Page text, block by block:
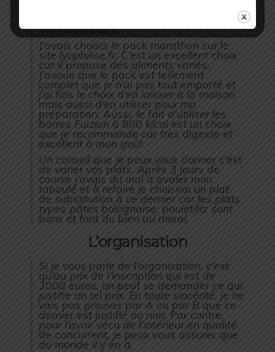
manquer de faire chauffer de l’eau pour
vos futurs plats.
J’avais choisis le pack marathon sur le
site lyophilise.fr. C’est un excellent choix
car il propose des aliments variés.
J’avoue que le pack est tellement
complet que je n’ai pas tout emporté et
j’ai fais le choix d’en laisser à la maison
mais aussi d’en utiliser pour ma
préparation. Aussi, le fait d’utiliser les
barres Fuizion à 800 k/cal est un choix
que je recommande car très digeste et
excellent à mon goût.
Un conseil que je peux vous donner c’est
de varier vos plats. Après 3 jours de
course j’avais du mal a avaler mon
taboulé et à refaire je choisirai un plat
de substitution à ce dernier car les plats
types pâtes bolognaise, poulet/riz sont
bons et font du bien au moral.
L’organisation
Si je vous parle de l’organisation, c’est
qu’au prix de l’inscription qui est de
3000 euros, on peut se demander ce qui
justifie un tel prix. En toute sincérité, je ne
vais pas prouver par A ou par B que ce
dernier est justifié ou non. Par contre,
pour l’avoir vécu de l’intérieur en qualité
de concurrent, je peux vous assurer que
du monde il y en a.